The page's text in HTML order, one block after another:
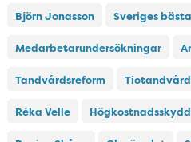
Björn Jonasson Sveriges
Medarbetarundersökningar
Tandvårdsreform Tiotandvård
Réka Velle